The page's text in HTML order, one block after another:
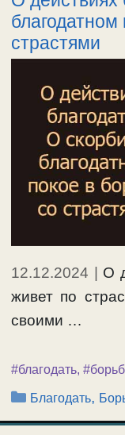
благодатном
страстями
12.12.2024 | О
живет по
своими …
#благодать,
Рубрики
Благодать,